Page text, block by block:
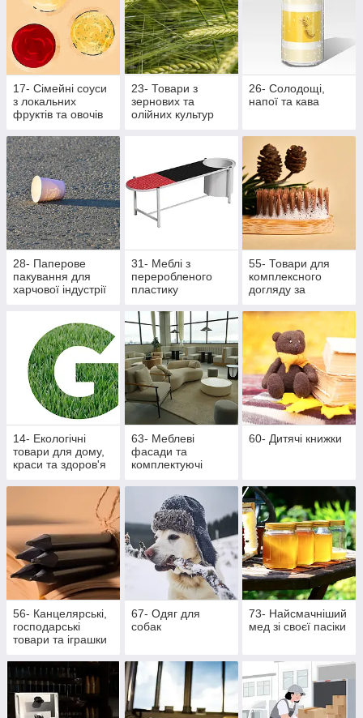
17- Сімейні соуси
з локальних
фруктів та овочів
23- Товари з
зернових та
олійних культур
26- Солодощі,
напої та кава
28- Паперове
пакування для
харчової індустрії
31- Меблі з
переробленого
пластику
55- Товари для
комплексного
догляду за
порожниною
14- Екологічні
товари для дому,
краси та здоров'я
63- Меблеві
фасади та
комплектуючі
60- Дитячі книжки
56- Канцелярські,
господарські
товари та іграшки
67- Одяг для
собак
73- Найсмачніший
мед зі своєї пасіки